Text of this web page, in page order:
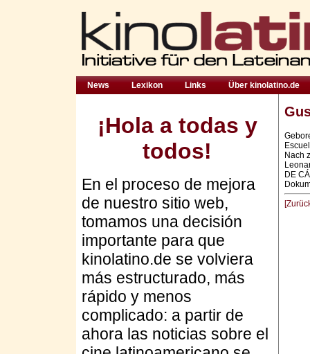
News Lexikon Links Über kinolatino.de
¡Hola a todas y
todos!
En el proceso de mejora
de nuestro sitio web,
tomamos una decisión
importante para que
kinolatino.de se volviera
más estructurado, más
rápido y menos
complicado: a partir de
ahora las noticias sobre el
Nach
DE